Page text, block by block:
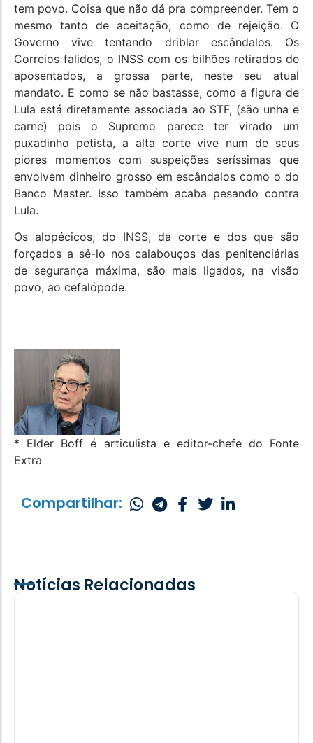
tem povo. Coisa que não dá pra compreender. Tem o
mesmo tanto de aceitação, como de rejeição. O
Governo vive tentando driblar escândalos. Os
Correios falidos, o INSS com os bilhões retirados de
aposentados, a grossa parte, neste seu atual
mandato. E como se não bastasse, como a figura de
Lula está diretamente associada ao STF, (são unha e
carne) pois o Supremo parece ter virado um
puxadinho petista, a alta corte vive num de seus
piores momentos com suspeições seríssimas que
envolvem dinheiro grosso em escândalos como o do
Banco Master. Isso também acaba pesando contra
Lula.
Os alopécicos, do INSS, da corte e dos que são
forçados a sê-lo nos calabouços das penitenciárias
de segurança máxima, são mais ligados, na visão
povo, ao cefalópode.
* Elder Boff é articulista e editor-chefe do Fonte
Extra
Compartilhar:
Notícias Relacionadas